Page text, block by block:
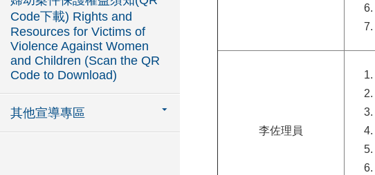
Code下載) Rights and
Resources for Victims of
Violence Against Women
and Children (Scan the QR
Code to Download)
其他宣導專區
李佐理員